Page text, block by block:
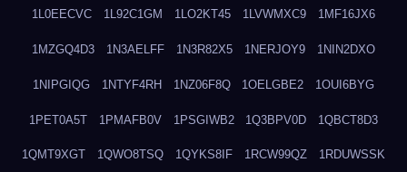
1L0EECVC 1L92C1GM 1LO2KT45 1LVWMXC9 1MF16JX6
1MZGQ4D3 1N3AELFF 1N3R82X5 1NERJOY9 1NIN2DXO
1NIPGIQG 1NTYF4RH 1NZ06F8Q 1OELGBE2 1OUI6BYG
1PET0A5T 1PMAFB0V 1PSGIWB2 1Q3BPV0D 1QBCT8D3
1QMT9XGT 1QWO8TSQ 1QYKS8IF 1RCW99QZ 1RDUWSSK